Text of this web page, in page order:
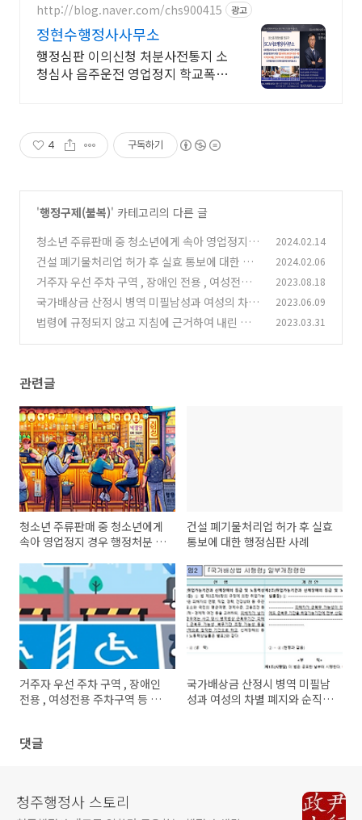
http://blog.naver.com/chs900415 광고
정현수행정사사무소
행정심판 이의신청 처분사전통지 소
청심사 음주운전 영업정지 학교폭력
4 구독하기
'행정구제(불복)' 카테고리의 다른 글
청소년 주류판매 중 청소년에게 속아 영업정지 경
우 행정처분 면제 조치를 정부가 준비중입니다.
(16)
2024.02.14
건설 폐기물처리업 허가 후 실효 통보에 대한 행
정심판 사례
(16)
2024.02.06
거주자 우선 주차 구역 , 장애인 전용 , 여성전용
주차구역 등 주차장 내 다양한 표시와 주의 사항,
과태료
(0)
2023.08.18
국가배상금 산정시 병역 미필남성과 여성의 차별
폐지와 순직 군경 유족의 위자료 청구 가능, 국가
2023.06.09
법령에 규정되지 않고 지침에 근거하여 내린 영업
2023.03.31
관련글
청소년 주류판매 중 청소년에게
속아 영업정지 경우 행정처분 면
건설 폐기물처리업 허가 후 실효
통보에 대한 행정심판 사례
거주자 우선 주차 구역 , 장애인
전용 , 여성전용 주차구역 등 주
국가배상금 산정시 병역 미필남
성과 여성의 차별 폐지와 순직
댓글
청주행정사 스토리